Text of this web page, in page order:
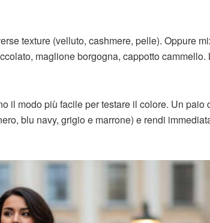
texture (velluto, cashmere, pelle). Oppure
maglione borgogna, cappotto cammello.
il modo più facile per testare il colore. Un paio
blu navy, grigio e marrone) e rendi